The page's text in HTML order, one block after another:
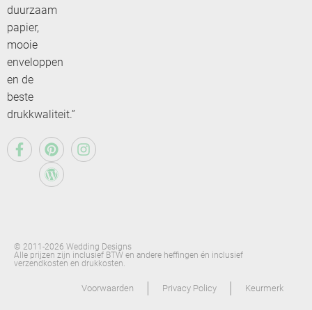
duurzaam
papier,
mooie
enveloppen
en de
beste
drukkwaliteit.”
© 2011-2026 Wedding Designs
Alle prijzen zijn inclusief BTW en andere heffingen én inclusief
verzendkosten en drukkosten.
Voorwaarden Privacy Policy Keurmerk